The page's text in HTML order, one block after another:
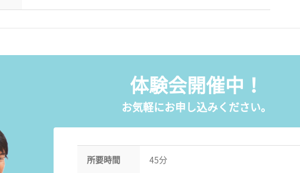
体験会開催中！
お気軽にお申し込みください。
所要時間 45分